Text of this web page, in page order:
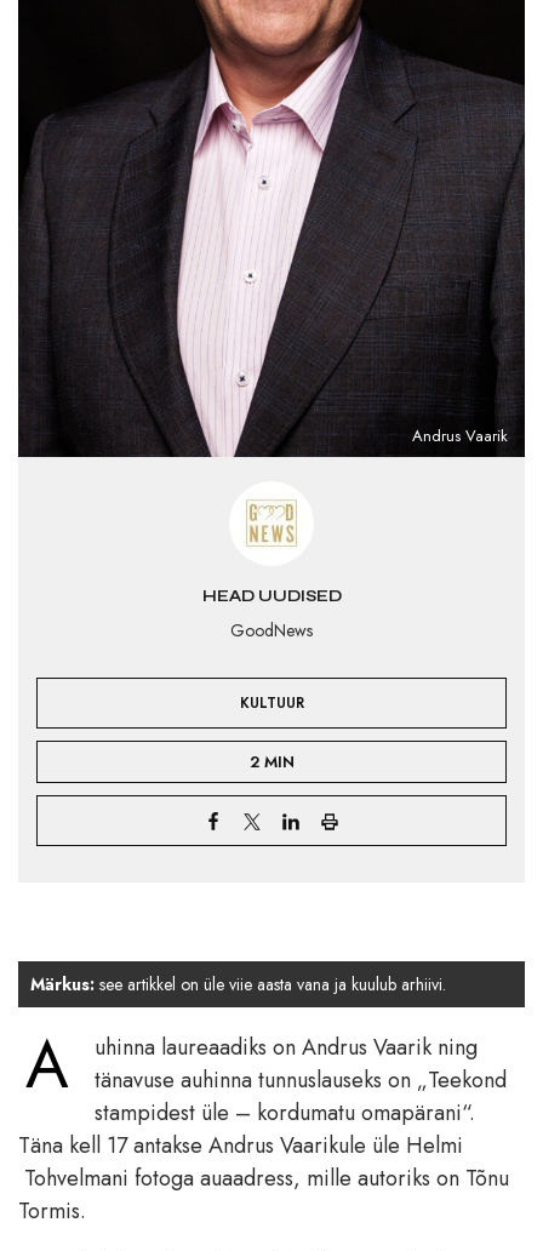
HEAD UUDISED
GoodNews
KULTUUR
2 MIN
Andrus Vaarik
Märkus: see artikkel on üle viie aasta vana ja kuulub arhiivi.
A
uhinna laureaadiks on Andrus Vaarik ning
tänavuse auhinna tunnuslauseks on „Teekond
stampidest üle – kordumatu omapärani“.
Täna kell 17 antakse Andrus Vaarikule üle Helmi
Tohvelmani fotoga auaadress, mille autoriks on Tõnu
Tormis.